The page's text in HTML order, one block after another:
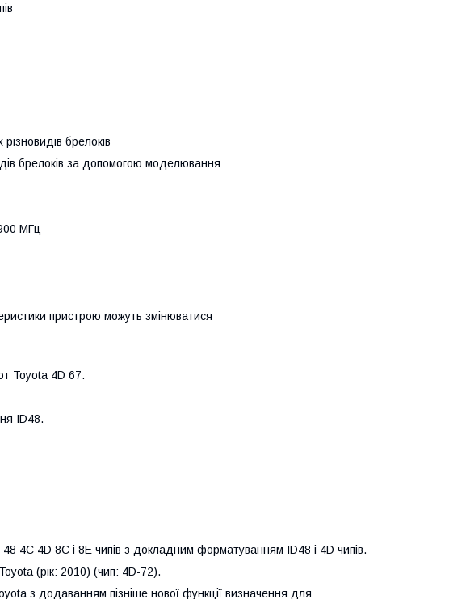
брелоків
брелоків за допомогою моделювання
МГц
пристрою можуть змінюватися
Toyota 4D 67.
ID48.
4C 4D 8C і 8E чипів з докладним форматуванням ID48 і 4D чипів.
(рік: 2010) (чип: 4D-72).
з додаванням пізніше нової функції визначення для